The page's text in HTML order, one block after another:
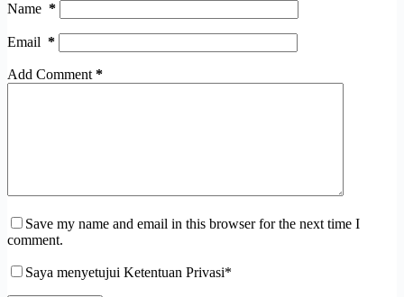
Name *
Email *
Add Comment *
Save my name and email in this browser for the next time I
comment.
Saya menyetujui Ketentuan Privasi*